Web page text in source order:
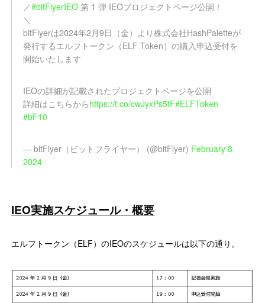
／#bitFlyerIEO 第 1 弾 IEOプロジェクトページ公開！
＼
bitFlyerは2024年2月9日（金）より株式会社HashPaletteが
発行するエルフトークン（ELF Token）の購入申込受付を
開始いたします
IEOの詳細が記載されたプロジェクトページを公開
詳細はこちらからhttps://t.co/cwJyxPs5tF#ELFToken
#bF10
— bitFlyer（ビットフライヤー） (@bitFlyer) February 8,
2024
IEO実施スケジュール・概要
エルフトークン（ELF）のIEOのスケジュールは以下の通り。